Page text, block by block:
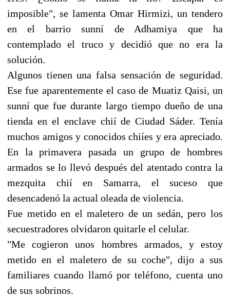
imposible", se lamenta Omar Hirmizi, un tendero
en el barrio sunní de Adhamiya que ha
contemplado el truco y decidió que no era la
solución.
Algunos tienen una falsa sensación de seguridad.
Ese fue aparentemente el caso de Muatiz Qaisi, un
sunní que fue durante largo tiempo dueño de una
tienda en el enclave chií de Ciudad Sáder. Tenía
muchos amigos y conocidos chiíes y era apreciado.
En la primavera pasada un grupo de hombres
armados se lo llevó después del atentado contra la
mezquita chií en Samarra, el suceso que
desencadenó la actual oleada de violencia.
Fue metido en el maletero de un sedán, pero los
secuestradores olvidaron quitarle el celular.
"Me cogieron unos hombres armados, y estoy
metido en el maletero de su coche", dijo a sus
familiares cuando llamó por teléfono, cuenta uno
de sus sobrinos.